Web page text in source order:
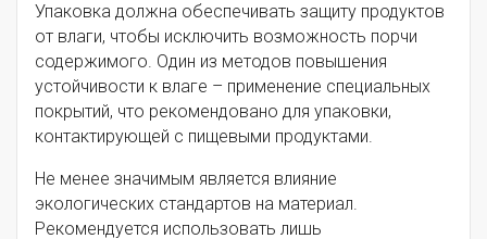
Упаковка должна обеспечивать защиту продуктов
от влаги, чтобы исключить возможность порчи
содержимого. Один из методов повышения
устойчивости к влаге – применение специальных
покрытий, что рекомендовано для упаковки,
контактирующей с пищевыми продуктами.
Не менее значимым является влияние
экологических стандартов на материал.
Рекомендуется использовать лишь